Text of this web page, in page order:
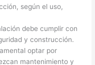
según el uso,
debe cumplir con
y construcción.
optar por
mantenimiento y